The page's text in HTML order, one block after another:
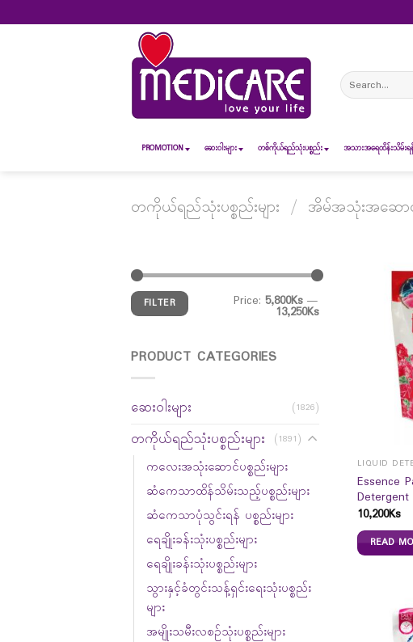
to
Search
for:
PROMOTION ဆေး၀ါးများ တစ်ကိုယ်ရည်သုံးပစ္စည်း အသားအရေထိန်းသိမ်းရန်
တကိုယ်ရည်သုံးပစ္စည်းများ / အိမ်အသုံးအဆောင်ပ
FILTER Price: 5,800Ks—
13,250Ks
PRODUCT CATEGORIES
ဆေးဝါးများ (1826)
တကိုယ်ရည်သုံးပစ္စည်းများ (1891)
ကလေးအသုံးဆောင်ပစ္စည်းများ
ဆံကေသာထိန်သိမ်းသည့်ပစ္စည်းများ
ဆံကေသာပုံသွင်းရန် ပစ္စည်းများ
ရေချိုးခန်းသုံးပစ္စည်းများ
ရေချိုးခန်းသုံးပစ္စည်းများ
သွားနှင့်ခံတွင်းသန့်ရှင်းရေးသုံးပစ္စည်း
များ
အမျိုးသမီးလစဉ်သုံးပစ္စည်းများ
LIQUID
Essence
Detergent
10,200Ks
READ